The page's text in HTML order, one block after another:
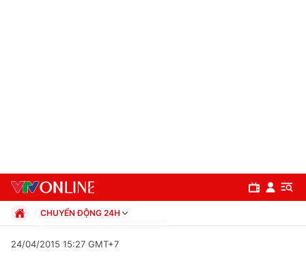
CHUYỂN ĐỘNG 24H
Xã hội
24/04/2015 15:27 GMT+7